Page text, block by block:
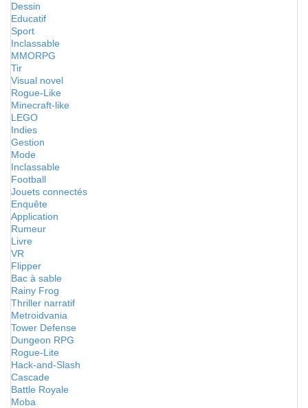
Dessin
Educatif
Sport
Inclassable
MMORPG
Tir
Visual novel
Rogue-Like
Minecraft-like
LEGO
Indies
Gestion
Mode
Inclassable
Football
Jouets connectés
Enquête
Application
Rumeur
Livre
VR
Flipper
Bac à sable
Rainy Frog
Thriller narratif
Metroidvania
Tower Defense
Dungeon RPG
Rogue-Lite
Hack-and-Slash
Cascade
Battle Royale
Moba